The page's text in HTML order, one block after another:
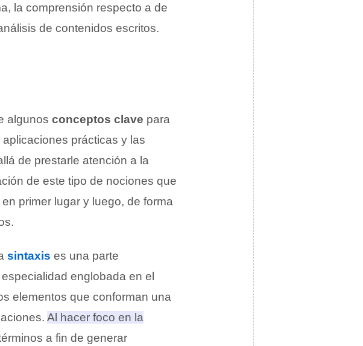
la comprensión respecto a de
de contenidos escritos.
algunos conceptos clave para
prácticas y las
de prestarle atención a la
de este tipo de nociones que
primer lugar y luego, de forma
sintaxis es una parte
englobada en el
elementos que conforman una
Al hacer foco en la
a fin de generar